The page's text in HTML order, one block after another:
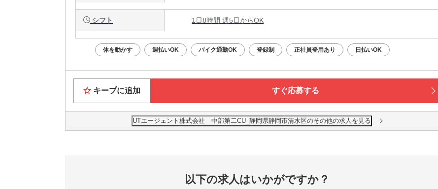
シフト 1日8時間 週5日からOK
体を動かす 週払いOK バイク通勤OK 登録制 正社員登用あり 日払いOK
キープに追加 すぐ応募する
UTエージェント株式会社 中部第二CU_静岡県静岡市清水区のその他の求人を見る
以下の求人はいかがですか？